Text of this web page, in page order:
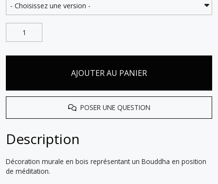
AJOUTER AU PANIER
POSER UNE QUESTION
Description
Décoration murale en bois représentant un Bouddha en position
de méditation.